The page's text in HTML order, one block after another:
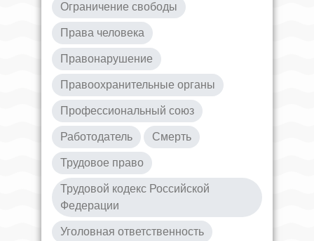
Ограничение свободы
Права человека
Правонарушение
Правоохранительные органы
Профессиональный союз
Работодатель Смерть
Трудовое право
Трудовой кодекс Российской
Федерации
Уголовная ответственность